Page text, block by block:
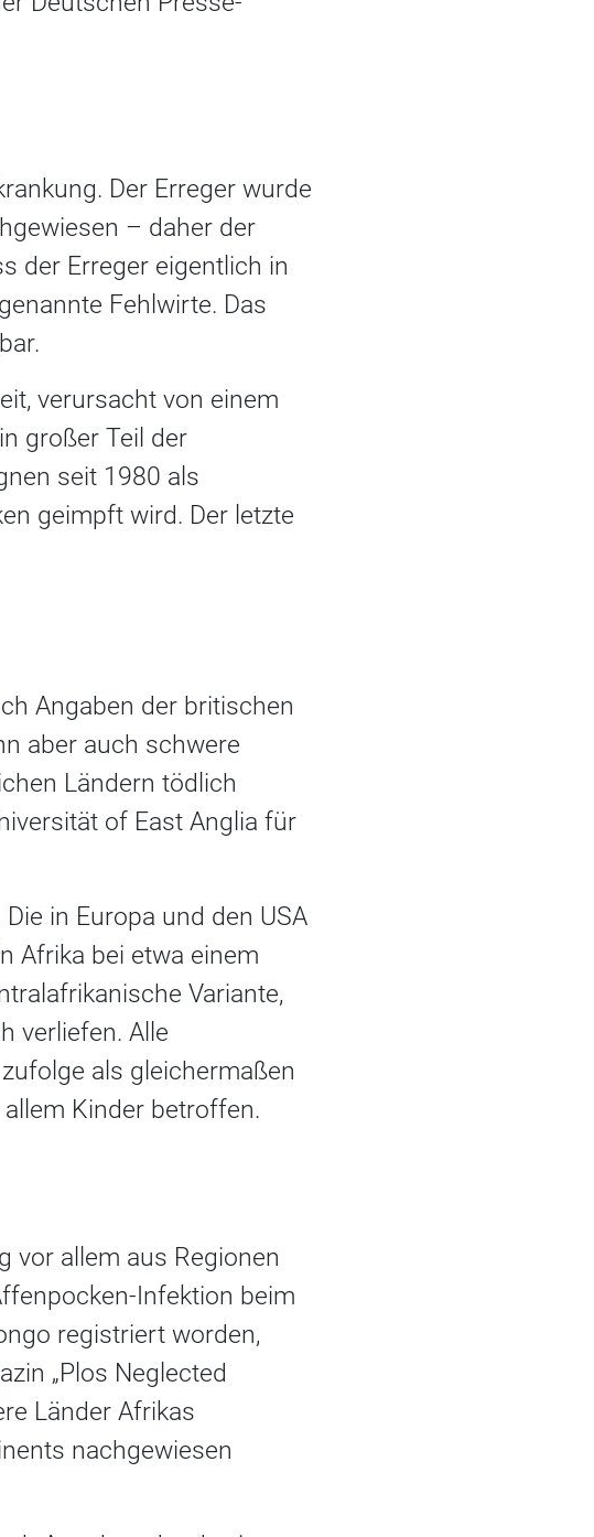
Der Erreger wurde
– daher der
der Erreger eigentlich in
Fehlwirte. Das
verursacht von einem
großer Teil der
seit 1980 als
geimpft wird. Der letzte
Angaben der britischen
aber auch schwere
Ländern tödlich
of East Anglia für
in Europa und den USA
Afrika bei etwa einem
Variante,
verliefen. Alle
als gleichermaßen
Kinder betroffen.
vor allem aus Regionen
Infektion beim
registriert worden,
„Plos Neglected
Länder Afrikas
nachgewiesen